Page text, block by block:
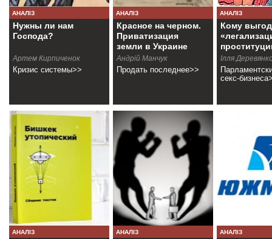
АНАЛІЗ
Нужны ли нам
Господа?
Артем Кирпиченок
Кризис системы>>
АНАЛІЗ
Красное на черном.
Приватизация
земли в Украине
Андрій Манчук
Продать последнее>>
АНАЛІЗ
Кому
Ілля
секс-
АНАЛІЗ АНАЛІЗ АНАЛІЗ